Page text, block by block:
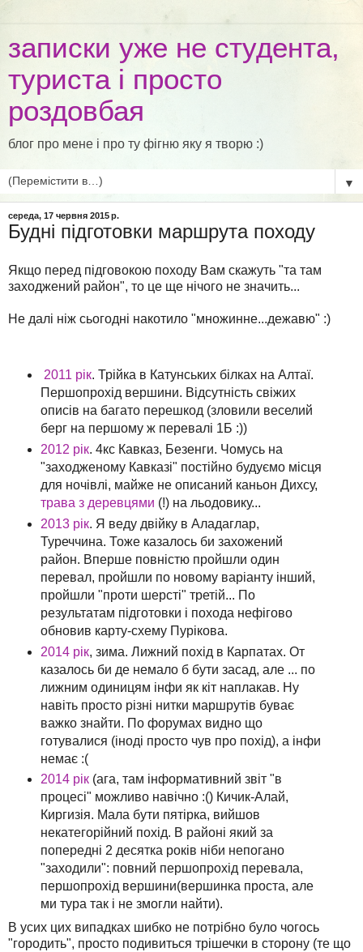
записки уже не студента,
туриста і просто
роздовбая
блог про мене і про ту фігню яку я творю :)
▼
середа, 17 червня 2015 р.
Будні підготовки маршрута походу
Якщо перед підговокою походу Вам скажуть "та там
заходжений район", то це ще нічого не значить...
Не далі ніж сьогодні накотило "множинне...дежавю" :)
2011 рік. Трійка в Катунських білках на Алтаї.
Першопрохід вершини. Відсутність свіжих
описів на багато перешкод (зловили веселий
берг на першому ж перевалі 1Б :))
2012 рік. 4кс Кавказ, Безенги. Чомусь на
"заходженому Кавказі" постійно будуємо місця
для ночівлі, майже не описаний каньон Дихсу,
трава з деревцями (!) на льодовику...
2013 рік. Я веду двійку в Аладаглар,
Туреччина. Тоже казалось би захожений
район. Вперше повністю пройшли один
перевал, пройшли по новому варіанту інший,
пройшли "проти шерсті" третій... По
результатам підготовки і похода нефігово
обновив карту-схему Пурікова.
2014 рік, зима. Лижний похід в Карпатах. От
казалось би де немало б бути засад, але ... по
лижним одиницям інфи як кіт наплакав. Ну
навіть просто різні нитки маршрутів буває
важко знайти. По форумах видно що
готувалися (іноді просто чув про похід), а інфи
немає :(
2014 рік(ага, там інформативний звіт "в
процесі" можливо навічно :() Кичик-Алай,
Киргизія. Мала бути пятірка, вийшов
некатегорійний похід. В районі який за
попередні 2 десятка років ніби непогано
"заходили": повний першопрохід перевала,
першопрохід вершини(вершинка проста, але
ми тура так і не змогли найти).
В усих цих випадках шибко не потрібно було чогось
"городить", просто подивиться трішечки в сторону (те що